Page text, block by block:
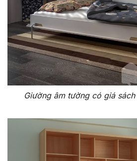
Giường âm tường có giá